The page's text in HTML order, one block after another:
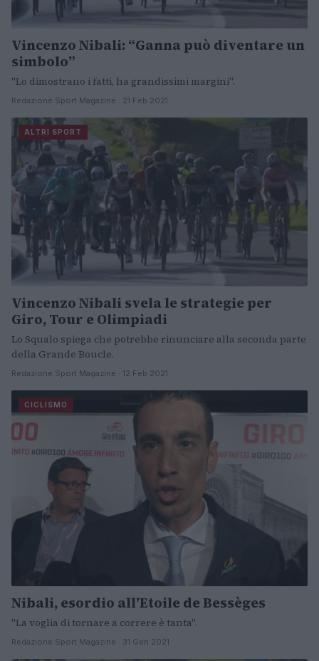
Vincenzo Nibali: “Ganna può diventare un
simbolo”
"Lo dimostrano i fatti, ha grandissimi margini".
Redazione Sport Magazine · 21 Feb 2021
ALTRI SPORT
Vincenzo Nibali svela le strategie per
Giro, Tour e Olimpiadi
Lo Squalo spiega che potrebbe rinunciare alla seconda parte
della Grande Boucle.
Redazione Sport Magazine · 12 Feb 2021
CICLISMO
Nibali, esordio all’Etoile de Bessèges
"La voglia di tornare a correre è tanta".
Redazione Sport Magazine · 31 Gen 2021